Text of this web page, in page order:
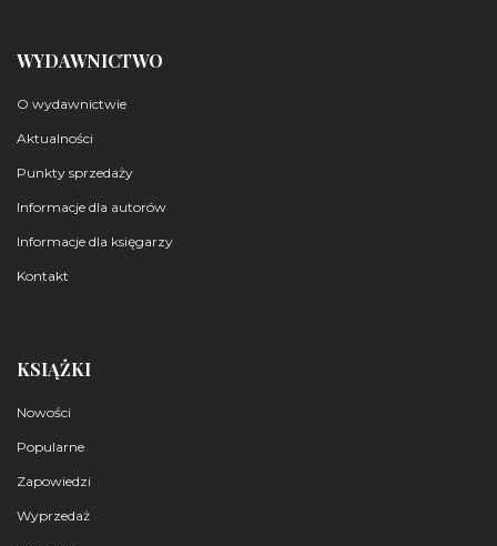
WYDAWNICTWO
O wydawnictwie
Aktualności
Punkty sprzedaży
Informacje dla autorów
Informacje dla księgarzy
Kontakt
KSIĄŻKI
Nowości
Popularne
Zapowiedzi
Wyprzedaż